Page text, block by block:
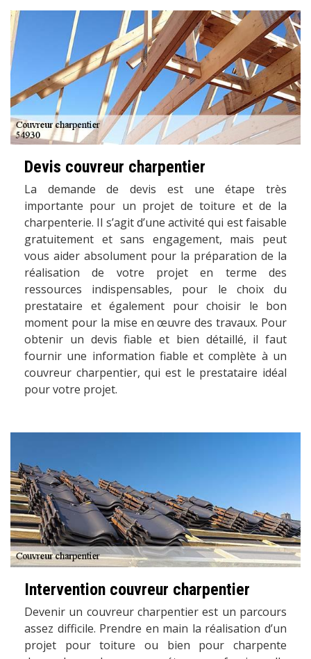
Devis couvreur charpentier
La demande de devis est une étape très
importante pour un projet de toiture et de la
charpenterie. Il s’agit d’une activité qui est faisable
gratuitement et sans engagement, mais peut
vous aider absolument pour la préparation de la
réalisation de votre projet en terme des
ressources indispensables, pour le choix du
prestataire et également pour choisir le bon
moment pour la mise en œuvre des travaux. Pour
obtenir un devis fiable et bien détaillé, il faut
fournir une information fiable et complète à un
couvreur charpentier, qui est le prestataire idéal
pour votre projet.
Intervention couvreur charpentier
Devenir un couvreur charpentier est un parcours
assez difficile. Prendre en main la réalisation d’un
projet pour toiture ou bien pour charpente